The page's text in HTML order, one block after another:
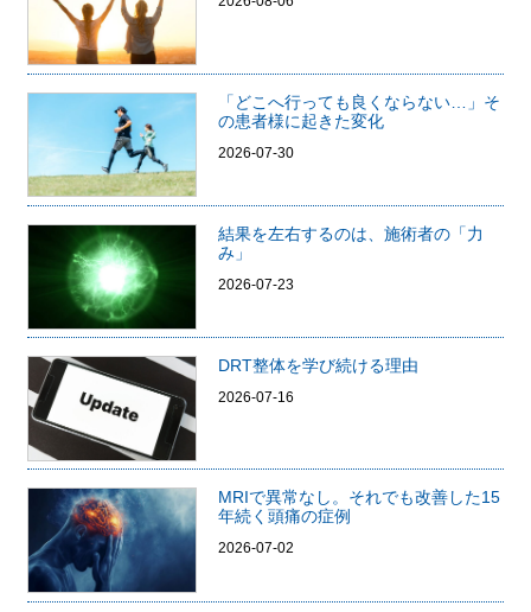
「どこへ行っても良くならない…」そ
の患者様に起きた変化
2026-07-30
結果を左右するのは、施術者の「力
み」
2026-07-23
DRT整体を学び続ける理由
2026-07-16
MRIで異常なし。それでも改善した15
年続く頭痛の症例
2026-07-02